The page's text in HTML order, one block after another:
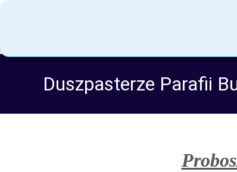
Duszpasterze Parafii